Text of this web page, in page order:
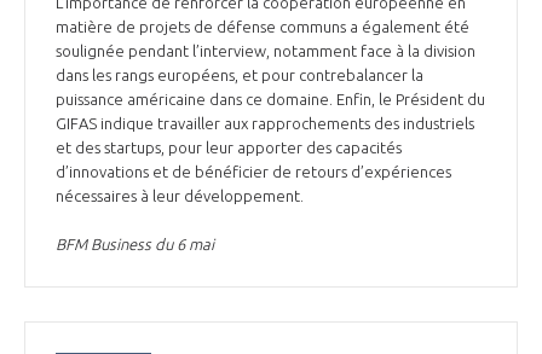
CLIENTS ET FOURNISSEURS
LA MÉDIATION AU-DELÀ DE LA FILIÈRE AÉRONAUTIQUE ET SPATIALE
PRENDRE CONTACT AVEC LE MÉDIATEUR DE LA FILIÈRE
CHIFFRES CLÉS
LES ENJEUX
COMPÉTITIVITÉ
EMPLOI & FORMATION
ENVIRONNEMENT
LES PUBLICATIONS
matière de projets de défense communs a également été
soulignée pendant l’interview, notamment face à la division
dans les rangs européens, et pour contrebalancer la
puissance américaine dans ce domaine. Enfin, le Président du
GIFAS indique travailler aux rapprochements des industriels
et des startups, pour leur apporter des capacités
d’innovations et de bénéficier de retours d’expériences
nécessaires à leur développement.
BFM Business du 6 mai